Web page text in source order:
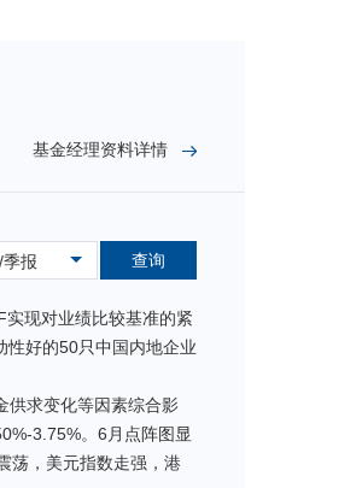
基金经理资料详情
报 查询
现对业绩比较基准的紧
性好的50只中国内地企业
供求变化等因素综合影
3.75%。6月点阵图显
荡，美元指数走强，港